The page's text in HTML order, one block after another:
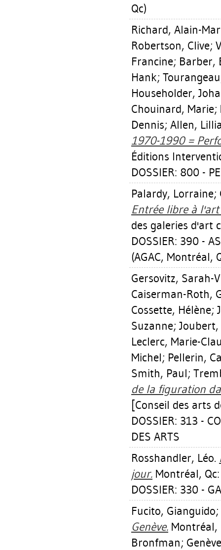
Qc)
Richard, Alain-
Robertson, Clive;
Francine; Barber,
Hank;
Householder,
Chouinard, Marie;
Dennis; Allen,
1970-1990 =
Éditions
DOSSIER: 800 -
Palardy, Lorraine;
Entrée libre à
des galeries d'art
DOSSIER: 390 -
(AGAC, Montréal,
Gersovitz, Sarah-
Caiserman-Roth,
Cossette, Hélène;
Suzanne;
Leclerc, Marie-
Michel; Pellerin,
Smith, Paul;
de la figuration
[Conseil des arts
DOSSIER: 313 -
DES ARTS
Rosshandler, Léo.
jour. Montréal,
DOSSIER: 330 -
Fucito, Gianguido;
Genève. Montréal,
Bronfman;